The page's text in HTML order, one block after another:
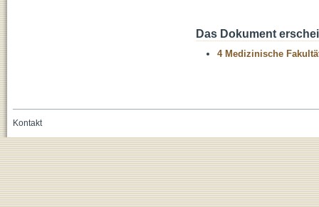
Das Dokument
4 Medizinische
Kontakt